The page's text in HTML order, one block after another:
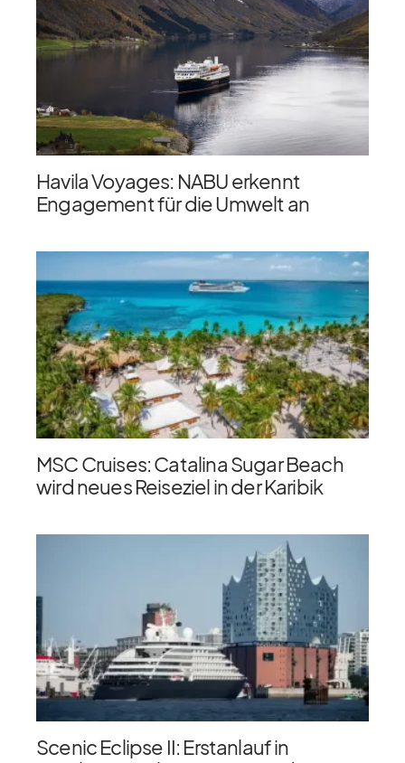
Havila Voyages: NABU erkennt
Engagement für die Umwelt an
MSC Cruises: Catalina Sugar Beach
wird neues Reiseziel in der Karibik
Scenic Eclipse II: Erstanlauf in